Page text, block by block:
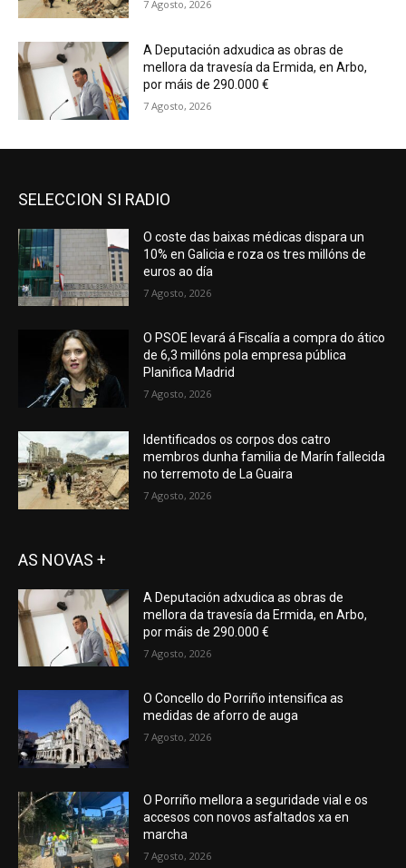
7 Agosto, 2026
A Deputación adxudica as obras de
mellora da travesía da Ermida, en Arbo,
por máis de 290.000 €
7 Agosto, 2026
SELECCION SI RADIO
O coste das baixas médicas dispara un
10% en Galicia e roza os tres millóns de
euros ao día
7 Agosto, 2026
O PSOE levará á Fiscalía a compra do ático
de 6,3 millóns pola empresa pública
Planifica Madrid
7 Agosto, 2026
Identificados os corpos dos catro
membros dunha familia de Marín fallecida
no terremoto de La Guaira
7 Agosto, 2026
AS NOVAS +
A Deputación adxudica as obras de
mellora da travesía da Ermida, en Arbo,
por máis de 290.000 €
7 Agosto, 2026
O Concello do Porriño intensifica as
medidas de aforro de auga
7 Agosto, 2026
O Porriño mellora a seguridade vial e os
accesos con novos asfaltados xa en
marcha
7 Agosto, 2026